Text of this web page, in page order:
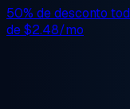
50% de desconto
de$2.48/mo